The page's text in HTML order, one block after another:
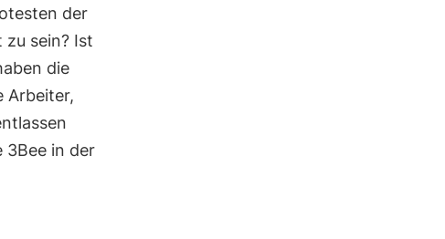
der
zu sein? Ist
die
Arbeiter,
3Bee in der